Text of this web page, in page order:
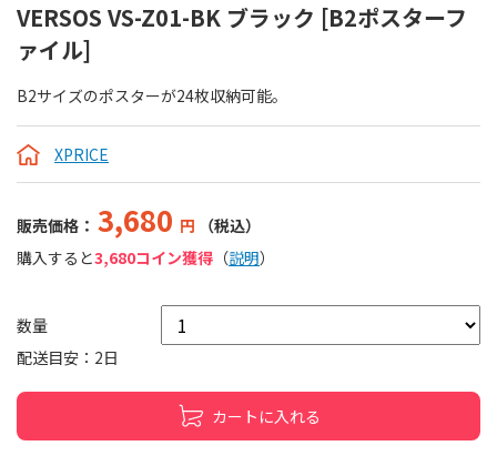
VERSOS VS-Z01-BK ブラック [B2ポスターフ
ァイル]
B2サイズのポスターが24枚収納可能。
XPRICE
販売価格： 3,680 円
（税込）
購入すると3,680コイン獲得 （説明）
数量
配送目安：2日
カートに入れる